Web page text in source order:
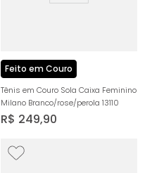
Feito em Couro
Tênis em Couro Sola Caixa Feminino
Milano Branco/rose/perola 13110
R$ 249,90